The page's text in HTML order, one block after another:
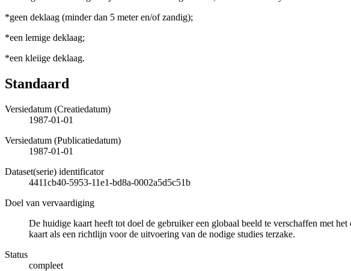
*geen deklaag (minder dan 5 meter en/of zandig);
*een lemige deklaag;
*een kleiige deklaag.
Standaard
Versiedatum (Creatiedatum)
1987-01-01
Versiedatum (Publicatiedatum)
1987-01-01
Dataset(serie) identificator
4411cb40-5953-11e1-bd8a-0002a5d5c51b
Doel van vervaardiging
De huidige kaart heeft tot doel de gebruiker een globaal beeld te verschaffen met
kaart als een richtlijn voor de uitvoering van de nodige studies terzake.
Status
compleet